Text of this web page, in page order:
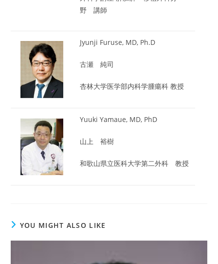
野 講師
Jyunji Furuse, MD, Ph.D
古瀬 純司
杏林大学医学部内科学腫瘍科 教授
Yuuki Yamaue, MD, PhD
山上 裕樹
和歌山県立医科大学第二外科 教授
YOU MIGHT ALSO LIKE